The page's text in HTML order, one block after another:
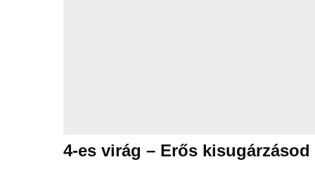
4-es virág – Erős kisugárzásod